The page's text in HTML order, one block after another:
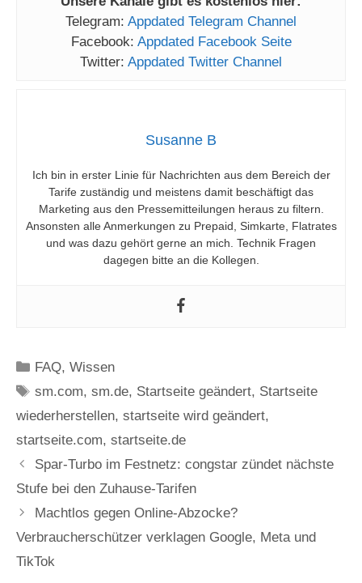
Telegram: Appdated Telegram Channel
Facebook: Appdated Facebook Seite
Twitter: Appdated Twitter Channel
Susanne B
Ich bin in erster Linie für Nachrichten aus dem Bereich der
Tarife zuständig und meistens damit beschäftigt das
Marketing aus den Pressemitteilungen heraus zu filtern.
Ansonsten alle Anmerkungen zu Prepaid, Simkarte, Flatrates
und was dazu gehört gerne an mich. Technik Fragen
dagegen bitte an die Kollegen.
Kategorien
FAQ,Wissen
Schlagwörter
sm.com,sm.de, Startseite geändert, Startseite
wiederherstellen, startseite wird geändert,
startseite.com, startseite.de
Spar-Turbo im Festnetz: congstar zündet nächste
Stufe bei den Zuhause-Tarifen
Machtlos gegen Online-Abzocke?
Verbraucherschützer verklagen Google, Meta und
TikTok